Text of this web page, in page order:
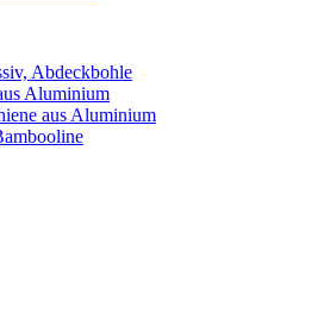
Abdeckbohle
Aluminium
aus Aluminium